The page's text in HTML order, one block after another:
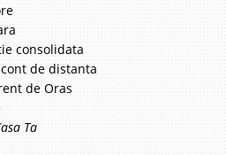
consolidata
de distanta
de Oras
Ta